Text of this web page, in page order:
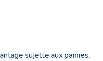
sujette aux pannes.